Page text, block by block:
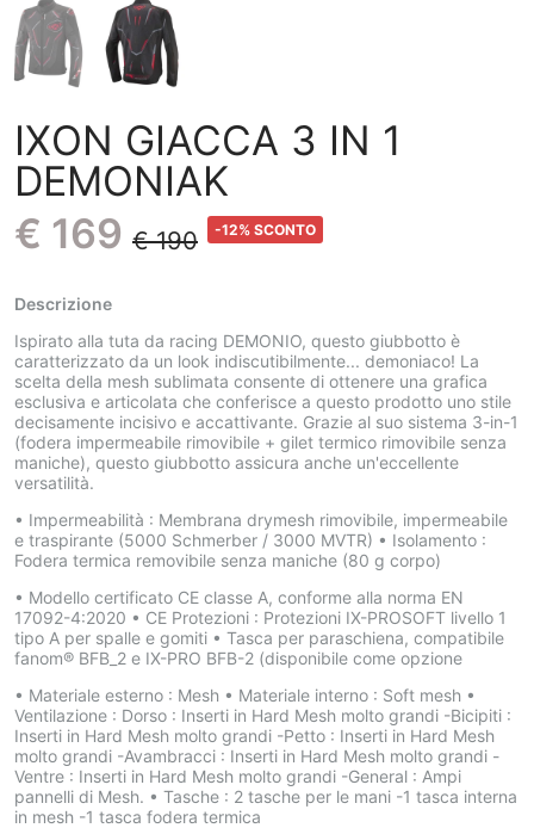
IXON GIACCA 3 IN 1
DEMONIAK
€ 169 € 190 -12% SCONTO
Descrizione
Ispirato alla tuta da racing DEMONIO, questo giubbotto è
caratterizzato da un look indiscutibilmente... demoniaco! La
scelta della mesh sublimata consente di ottenere una grafica
esclusiva e articolata che conferisce a questo prodotto uno stile
decisamente incisivo e accattivante. Grazie al suo sistema 3-in-1
(fodera impermeabile rimovibile + gilet termico rimovibile senza
maniche), questo giubbotto assicura anche un'eccellente
versatilità.
• Impermeabilità : Membrana drymesh rimovibile, impermeabile
e traspirante (5000 Schmerber / 3000 MVTR) • Isolamento :
Fodera termica removibile senza maniche (80 g corpo)
• Modello certificato CE classe A, conforme alla norma EN
17092-4:2020 • CE Protezioni : Protezioni IX-PROSOFT livello 1
tipo A per spalle e gomiti • Tasca per paraschiena, compatibile
fanom® BFB_2 e IX-PRO BFB-2 (disponibile come opzione
• Materiale esterno : Mesh • Materiale interno : Soft mesh •
Ventilazione : Dorso : Inserti in Hard Mesh molto grandi -Bicipiti :
Inserti in Hard Mesh molto grandi -Petto : Inserti in Hard Mesh
molto grandi -Avambracci : Inserti in Hard Mesh molto grandi -
Ventre : Inserti in Hard Mesh molto grandi -General : Ampi
pannelli di Mesh. • Tasche : 2 tasche per le mani -1 tasca interna
in mesh -1 tasca fodera termica